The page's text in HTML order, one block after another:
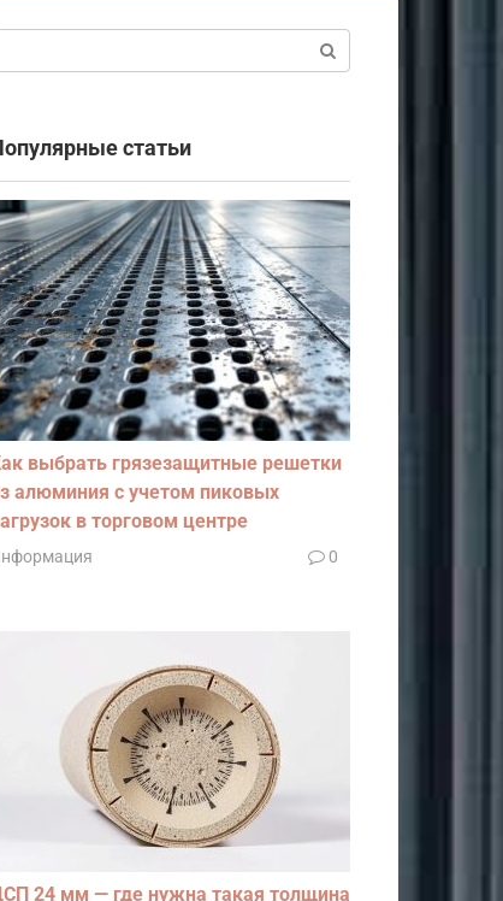
статьи
выбрать грязезащитные решетки
алюминия с учетом пиковых
в торговом центре
0
24 мм — где нужна такая толщина